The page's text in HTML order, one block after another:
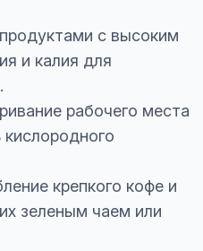
с высоким
и калия для
рабочего места
крепкого кофе и
зеленым чаем или